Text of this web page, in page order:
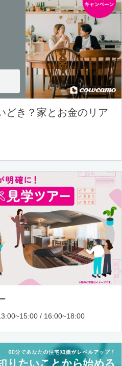
どき？家とお金のリア
/ 16:00~18:00